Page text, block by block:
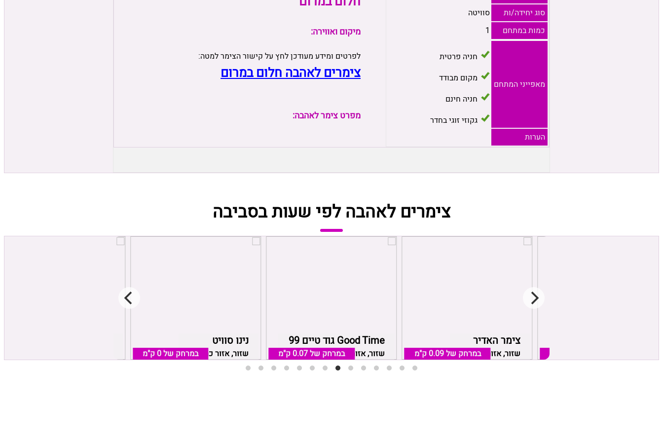
סוג יחידה/ות
סוויטה
כמות במתחם
1
מאפייני המתחם
חניה פרטית
מקום מבודד
חניה חינם
גקוזי זוגי בחדר
הערות
מיקום ואווירה:
לפרטים ומידע מעודכן לחץ על קישור הצימר למטה:
צימרים לאהבה חלום במרום
מפרט צימר לאהבה:
צימרים לאהבה לפי שעות בסביבה
נינו סוויט
שזור, אזור כרמיאלבמרחק של0 ק"מ
Good Time גוד טיים 99
שזור, אזור כרמיאל
במרחק של0.07 ק"מ
צימר האדיר
שזור, אזור כרמיאל
במרחק של0.09 ק"מ